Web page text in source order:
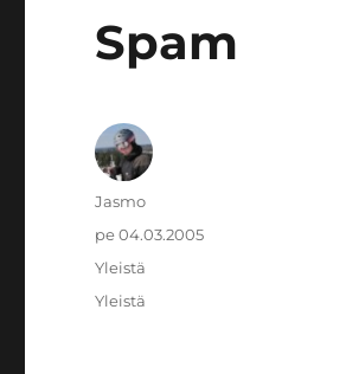
Spam
Kirjoittaja
Jasmo
Julkaistu
pe 04.03.2005
Kategoriat
Yleistä
Avainsanat
Yleistä